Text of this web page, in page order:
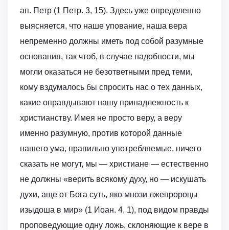
ап. Петр (1 Петр. 3, 15). Здесь уже определенно
выясняется, что наше упование, наша вера
непременно должны иметь под собой разумные
основания, так чтоб, в случае надобности, мы
могли оказаться не безответными пред теми,
кому вздумалось бы спросить нас о тех данных,
какие оправдывают нашу принадлежность к
христианству. Имея не просто веру, а веру
именно разумную, против которой данные
нашего ума, правильно употребляемые, ничего
сказать не могут, мы — христиане — естественно
не должны «верить всякому духу, но — искушать
духи, аще от Бога суть, яко мнози лжепророцы
изыдоша в мир» (1 Иоан. 4, 1), под видом правды
проповедующие одну ложь, склоняющие к вере в